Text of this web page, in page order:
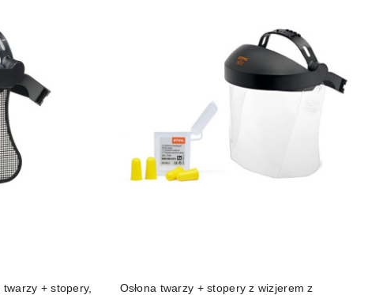
twarzy + stopery,
Osłona twarzy + stopery z wizjerem z